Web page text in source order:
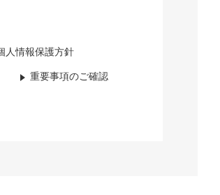
人情報保護方針
重要事項のご確認